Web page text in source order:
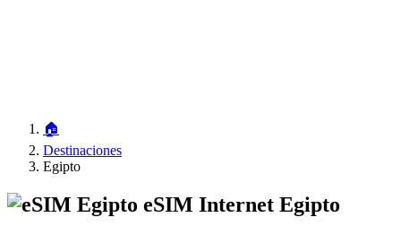
🏠
Destinaciones
Egipto
eSIM Internet Egipto